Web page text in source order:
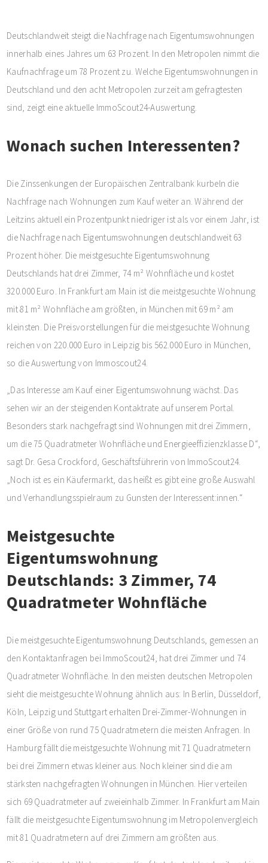
Deutschlandweit steigt die Nachfrage nach Eigentumswohnungen
innerhalb eines Jahres um 63 Prozent. In den Metropolen nimmt die
Kaufnachfrage um 78 Prozent zu. Welche Eigentumswohnungen in
Deutschland und den acht Metropolen zurzeit am gefragtesten
sind, zeigt eine aktuelle ImmoScout24-Auswertung.
Wonach suchen Interessenten?
Die Zinssenkungen der Europäischen Zentralbank kurbeln die
Nachfrage nach Wohnungen zum Kauf weiter an. Während der
Leitzins aktuell ein Prozentpunkt niedriger ist als vor einem Jahr, ist
die Nachfrage nach Eigentumswohnungen deutschlandweit 63
Prozent höher. Die meistgesuchte Eigentumswohnung
Deutschlands hat drei Zimmer, 74 m² Wohnfläche und kostet
320.000 Euro. In Frankfurt am Main ist die meistgesuchte Wohnung
mit 81 m² Wohnfläche am größten, in München mit 69 m² am
kleinsten. Die Preisvorstellungen für die meistgesuchte Wohnung
reichen von 220.000 Euro in Leipzig bis 562.000 Euro in München,
so die Auswertung von Immoscout24.
„Das Interesse am Kauf einer Eigentumswohnung wächst. Das
sehen wir an der steigenden Kontaktrate auf unserem Portal.
Besonders stark nachgefragt sind Wohnungen mit drei Zimmern,
um die 75 Quadratmeter Wohnfläche und Energieeffizienzklasse D“,
sagt Dr. Gesa Crockford, Geschäftsführerin von ImmoScout24.
„Noch ist es ein Käufermarkt, das heißt es gibt eine große Auswahl
und Verhandlungsspielraum zu Gunsten der Interessent:innen.“
Meistgesuchte
Eigentumswohnung
Deutschlands: 3 Zimmer, 74
Quadratmeter Wohnfläche
Die meistgesuchte Eigentumswohnung Deutschlands, gemessen an
den Kontaktanfragen bei ImmoScout24, hat drei Zimmer und 74
Quadratmeter Wohnfläche. In den meisten deutschen Metropolen
sieht die meistgesuchte Wohnung ähnlich aus: In Berlin, Düsseldorf,
Köln, Leipzig und Stuttgart erhalten Drei-Zimmer-Wohnungen in
einer Größe von rund 75 Quadratmetern die meisten Anfragen. In
Hamburg fällt die meistgesuchte Wohnung mit 71 Quadratmetern
bei drei Zimmern etwas kleiner aus. Noch kleiner sind die am
stärksten nachgefragten Wohnungen in München. Hier verteilen
sich 69 Quadratmeter auf zweieinhalb Zimmer. In Frankfurt am Main
fällt die meistgesuchte Eigentumswohnung im Metropolenvergleich
mit 81 Quadratmetern auf drei Zimmern am größten aus.